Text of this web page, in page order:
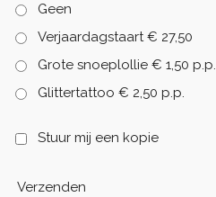
Geen
Verjaardagstaart € 27,50
Grote snoeplollie € 1,50 p.p.
Glittertattoo € 2,50 p.p.
Stuur mij een kopie
Verzenden